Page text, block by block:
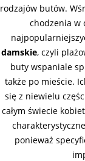
rodzajów butów.
chodzenia w
damskie, czyli
buty wspaniale
także po mieście.
się z niewielu
całym świecie
ponieważ